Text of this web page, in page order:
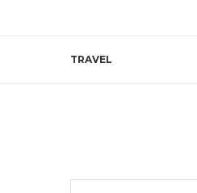
TRAVEL